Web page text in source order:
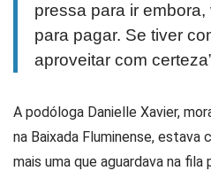
pressa para ir
para pagar. Se tiver
aproveitar com
A podóloga Danielle Xavier,
na Baixada Fluminense,
mais uma que aguardava na fila